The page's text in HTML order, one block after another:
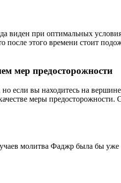
виден при оптимальных
после этого времени стоит
мер предосторожности
если вы находитесь на
меры предосторожности.
молитва Фаджр была бы